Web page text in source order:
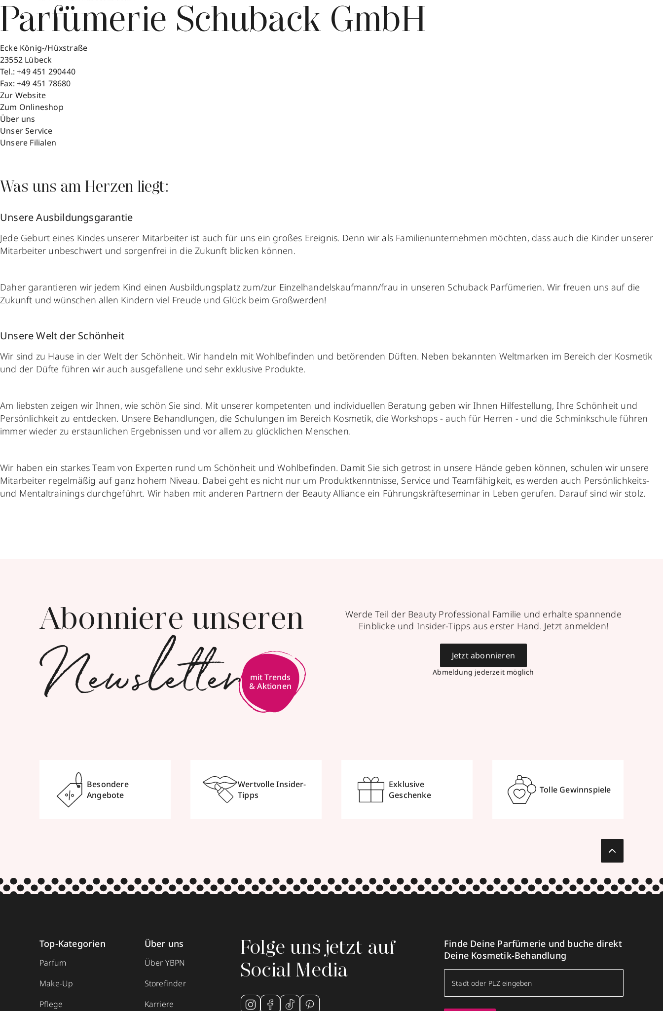
Parfümerie Schuback GmbH
Ecke König-/Hüxstraße
23552 Lübeck
Tel.:+49 451 290440
Fax: +49 451 78680
Zur Website
Zum Onlineshop
Über uns
Unser Service
Unsere Filialen
Was uns am Herzen liegt:
Unsere Ausbildungsgarantie
Jede Geburt eines Kindes unserer Mitarbeiter ist auch für uns ein großes Ereignis. Denn wir als Familienunternehmen möchten, dass auch die Kinder unserer
Mitarbeiter unbeschwert und sorgenfrei in die Zukunft blicken können.
Daher garantieren wir jedem Kind einen Ausbildungsplatz zum/zur Einzelhandelskaufmann/frau in unseren Schuback Parfümerien. Wir freuen uns auf die
Zukunft und wünschen allen Kindern viel Freude und Glück beim Großwerden!
Unsere Welt der Schönheit
Wir sind zu Hause in der Welt der Schönheit. Wir handeln mit Wohlbefinden und betörenden Düften. Neben bekannten Weltmarken im Bereich der Kosmetik
und der Düfte führen wir auch ausgefallene und sehr exklusive Produkte.
Am liebsten zeigen wir Ihnen, wie schön Sie sind. Mit unserer kompetenten und individuellen Beratung geben wir Ihnen Hilfestellung, Ihre Schönheit und
Persönlichkeit zu entdecken. Unsere Behandlungen, die Schulungen im Bereich Kosmetik, die Workshops - auch für Herren - und die Schminkschule führen
immer wieder zu erstaunlichen Ergebnissen und vor allem zu glücklichen Menschen.
Wir haben ein starkes Team von Experten rund um Schönheit und Wohlbefinden. Damit Sie sich getrost in unsere Hände geben können, schulen wir unsere
Mitarbeiter regelmäßig auf ganz hohem Niveau. Dabei geht es nicht nur um Produktkenntnisse, Service und Teamfähigkeit, es werden auch Persönlichkeits-
und Mentaltrainings durchgeführt. Wir haben mit anderen Partnern der Beauty Alliance ein Führungskräfteseminar in Leben gerufen. Darauf sind wir stolz.
Abonniere unseren
Newsletter
Werde Teil der Beauty Professional Familie und erhalte spannende
Einblicke und Insider-Tipps aus erster Hand. Jetzt anmelden!
Abmeldung jederzeit möglich
Jetzt abonnieren
Besondere
Angebote
Wertvolle Insider-
Tipps
Exklusive
Geschenke
Tolle Gewinnspiele
Top-Kategorien
Parfum
Make-Up
Pflege
Über uns
Über YBPN
Storefinder
Karriere
Folge uns jetzt auf
Social Media
Finde Deine Parfümerie und buche direkt
Deine Kosmetik-Behandlung